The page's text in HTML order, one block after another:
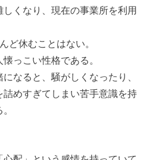
くなり、現在の事業所を利用
ど休むことはない。
っこい性格である。
なると、騒がしくなったり、
めすぎてしまい苦手意識を持